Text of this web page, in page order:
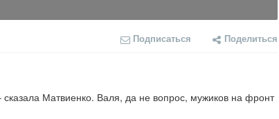
Подписаться Поделиться
сказала Матвиенко. Валя, да не вопрос, мужиков на фронт